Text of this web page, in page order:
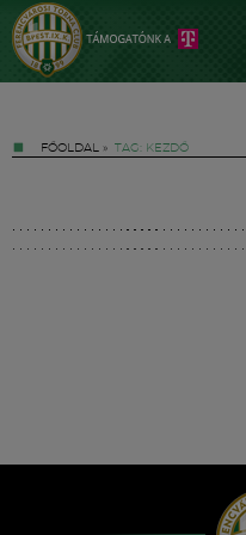
FŐOLDAL » TAG: KEZDŐ
Hírek